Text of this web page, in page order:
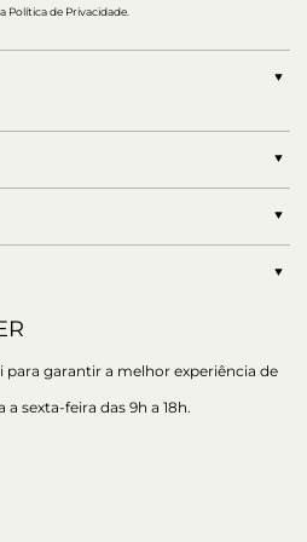
Política de Privacidade.
para garantir a melhor experiência de
sexta-feira das 9h a 18h.